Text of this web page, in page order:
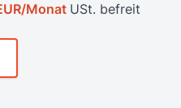
Monat USt. befreit